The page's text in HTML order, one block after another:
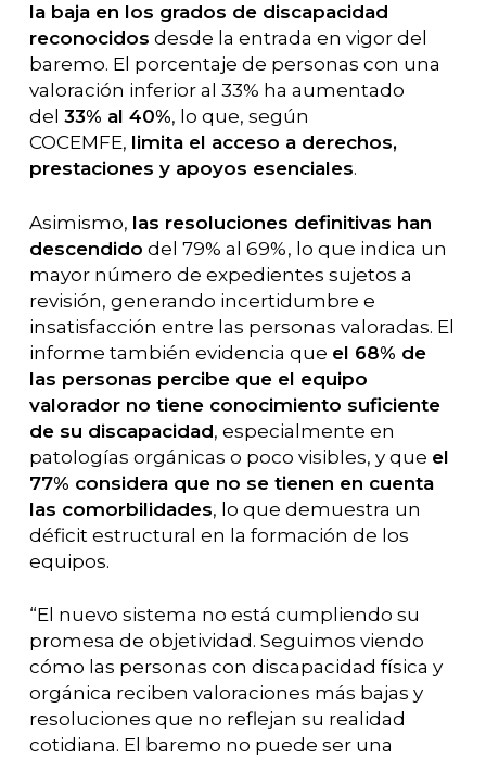
la baja en los grados de discapacidad
reconocidos desde la entrada en vigor del
baremo. El porcentaje de personas con una
valoración inferior al 33% ha aumentado
del 33% al 40%, lo que, según
COCEMFE, limita el acceso a derechos,
prestaciones y apoyos esenciales.
Asimismo, las resoluciones definitivas han
descendido del 79% al 69%, lo que indica un
mayor número de expedientes sujetos a
revisión, generando incertidumbre e
insatisfacción entre las personas valoradas. El
informe también evidencia que el 68% de
las personas percibe que el equipo
valorador no tiene conocimiento suficiente
de su discapacidad, especialmente en
patologías orgánicas o poco visibles, y que el
77% considera que no se tienen en cuenta
las comorbilidades, lo que demuestra un
déficit estructural en la formación de los
equipos.
“El nuevo sistema no está cumpliendo su
promesa de objetividad. Seguimos viendo
cómo las personas con discapacidad física y
orgánica reciben valoraciones más bajas y
resoluciones que no reflejan su realidad
cotidiana. El baremo no puede ser una